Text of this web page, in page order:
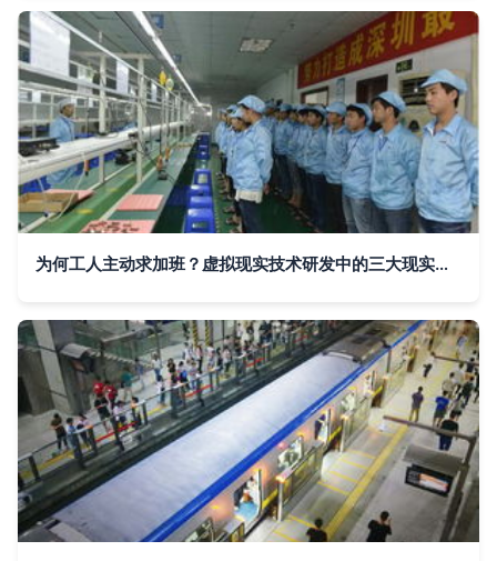
为何工人主动求加班？虚拟现实技术研发中的三大现实原因